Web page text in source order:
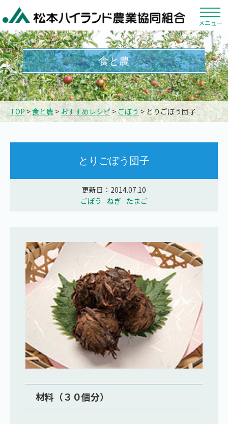
メニュー
食と農
TOP >食と農> おすすめレシピ>ごぼう> とりごぼう団子
とりごぼう団子
更新日：2014.07.10
ごぼう
ねぎ たまご
材料（３０個分）